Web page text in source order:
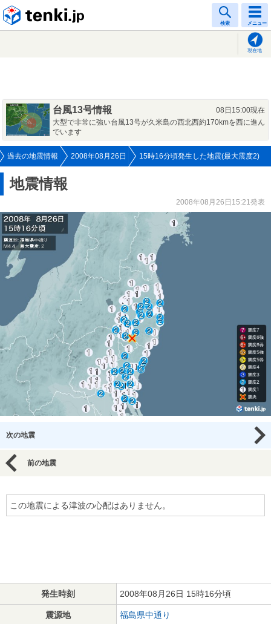
検索 メニュー
現在地
台風13号情報
08日15:00現在
大型で非常に強い台風13号が久米島の西北西約170kmを西に進ん
でいます
過去の地震情報 2008年08月26日 15時16分頃発生した地震(最大震度2)
地震情報
2008年08月26日15:21発表
次の地震
前の地震
この地震による津波の心配はありません。
発生時刻 2008年08月26日 15時16分頃
震源地 福島県中通り